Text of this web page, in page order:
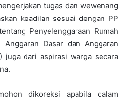
tugas dan wewenang
keadilan sesuai dengan PP
Penyelenggaraan Rumah
Anggaran Dasar dan Anggaran
juga dari aspirasi warga secara
dikoreksi apabila dalam